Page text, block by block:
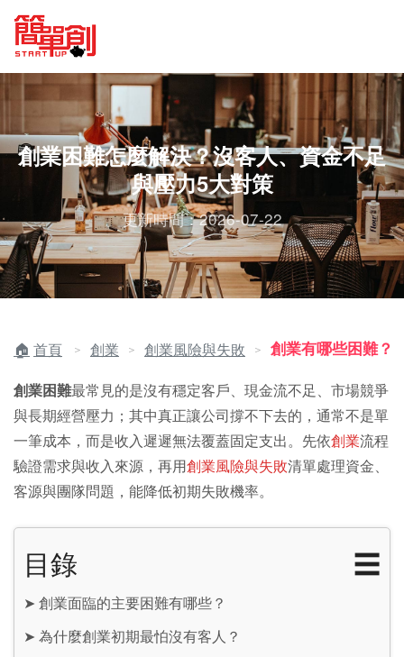
創業困難怎麼解決？沒客人、資金不足
與壓力5大對策
更新時間：2026-07-22
首頁 ＞ 創業 ＞ 創業風險與失敗 ＞ 創業有哪些困難？
創業困難最常見的是沒有穩定客戶、現金流不足、市場競爭
與長期經營壓力；其中真正讓公司撐不下去的，通常不是單
一筆成本，而是收入遲遲無法覆蓋固定支出。先依創業流程
驗證需求與收入來源，再用創業風險與失敗清單處理資金、
客源與團隊問題，能降低初期失敗機率。
目錄 ☰
➤ 創業面臨的主要困難有哪些？
➤ 為什麼創業初期最怕沒有客人？